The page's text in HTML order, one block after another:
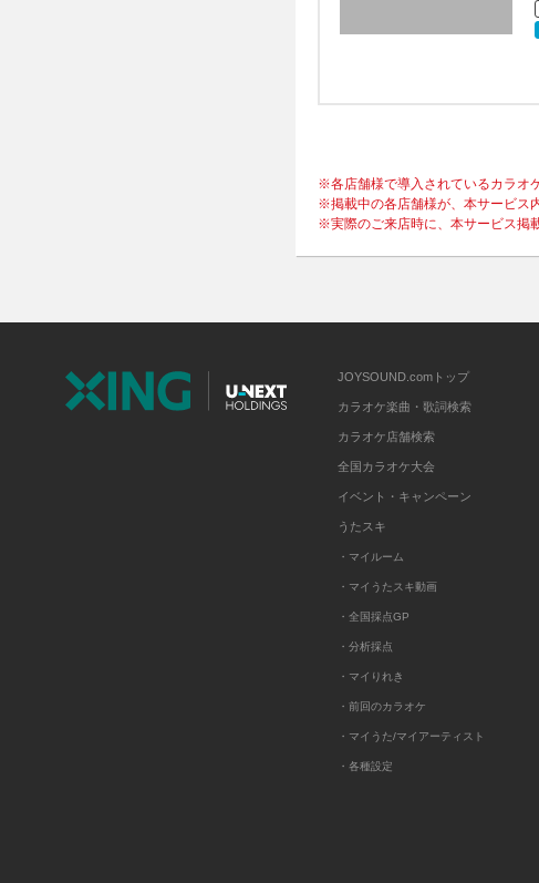
※各店舗様で導入されているカラオ
※掲載中の各店舗様が、本サービス
※実際のご来店時に、本サービス掲
JOYSOUND.comトップ
カラオケ楽曲・歌詞検索
カラオケ店舗検索
全国カラオケ大会
イベント・キャンペーン
うたスキ
・マイルーム
・マイうたスキ動画
・全国採点GP
・分析採点
・マイりれき
・前回のカラオケ
・マイうた/マイアーティスト
・各種設定